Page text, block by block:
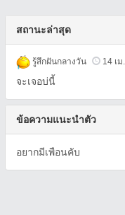
สถานะล่าสุด
รู้สึกฝันกลางวัน 14 เ
จะเจอบ่นี้
ข้อความแนะนำตัว
อยากมีเพือนคับ